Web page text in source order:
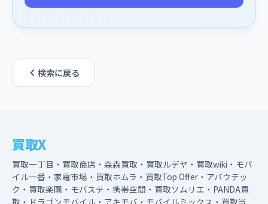
検索に戻る
買取X
買取一丁目・買取商店・森森買取・買取ルデヤ・買取wiki・モバ
イル一番・家電市場・買取ホムラ・買取Top Offer・アバウテッ
ク・買取楽園・モバステ・携帯空間・買取ソムリエ・PANDA買
取・ドラゴンモバイル・アキモバ・モバイルミックス・買取当